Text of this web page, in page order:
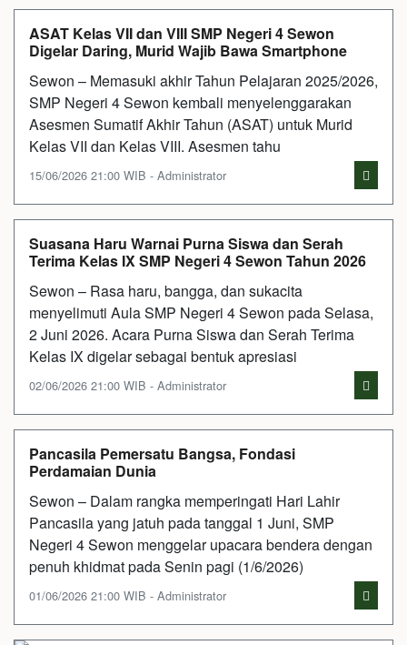
ASAT Kelas VII dan VIII SMP Negeri 4 Sewon
Digelar Daring, Murid Wajib Bawa Smartphone
Sewon – Memasuki akhir Tahun Pelajaran 2025/2026,
SMP Negeri 4 Sewon kembali menyelenggarakan
Asesmen Sumatif Akhir Tahun (ASAT) untuk Murid
Kelas VII dan Kelas VIII. Asesmen tahu
15/06/2026 21:00 WIB - Administrator
Suasana Haru Warnai Purna Siswa dan Serah
Terima Kelas IX SMP Negeri 4 Sewon Tahun 2026
Sewon – Rasa haru, bangga, dan sukacita
menyelimuti Aula SMP Negeri 4 Sewon pada Selasa,
2 Juni 2026. Acara Purna Siswa dan Serah Terima
Kelas IX digelar sebagai bentuk apresiasi
02/06/2026 21:00 WIB - Administrator
Pancasila Pemersatu Bangsa, Fondasi
Perdamaian Dunia
Sewon – Dalam rangka memperingati Hari Lahir
Pancasila yang jatuh pada tanggal 1 Juni, SMP
Negeri 4 Sewon menggelar upacara bendera dengan
penuh khidmat pada Senin pagi (1/6/2026)
01/06/2026 21:00 WIB - Administrator